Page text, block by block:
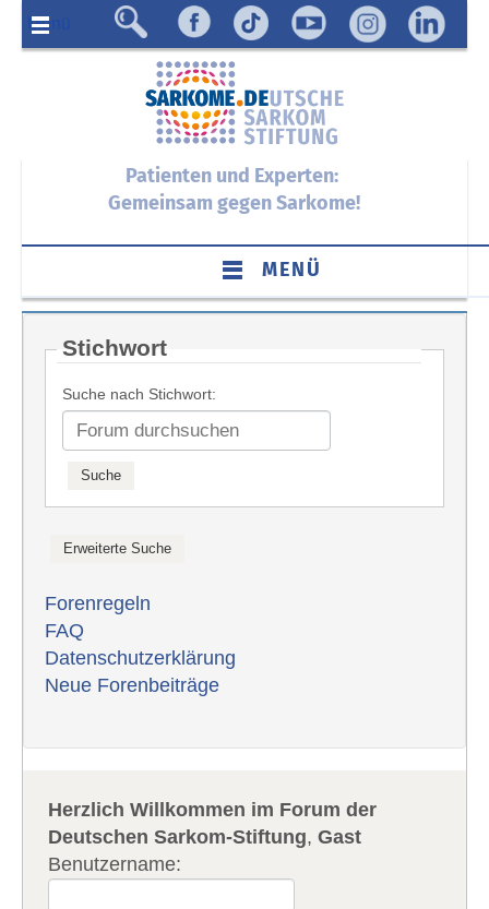
Menü
Patienten und Experten:
Gemeinsam gegen Sarkome!
MENÜ
Stichwort
Suche nach Stichwort:
Forenregeln
FAQ
Datenschutzerklärung
Neue Forenbeiträge
Herzlich Willkommen im Forum der
Deutschen Sarkom-Stiftung,Gast
Benutzername: